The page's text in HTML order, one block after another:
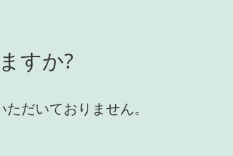
すか?
だいておりません。